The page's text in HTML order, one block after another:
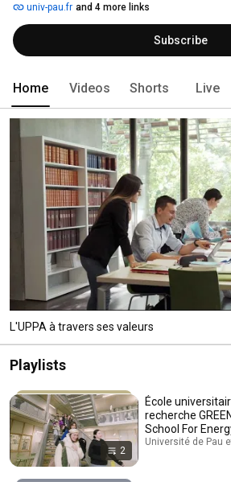
univ-pau.fr and 4 more links
Subscribe
Home Videos Shorts Live
L'UPPA à travers ses valeurs
Playlists
2
École
recherche
School For
Environmental
Université de Pau